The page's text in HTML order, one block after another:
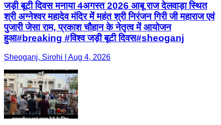
जड़ी बूटी दिवस मनाया 4अगस्त 2026 आबू राज देलवाड़ा स्थित
श्री अग्नेश्वर महादेव मंदिर में महंत श्री निरंजन गिरी जी महाराज एवं
पुजारी जेसा राम, प्रकाश चौहान के नेतृत्व में आयोजन
हुआ#breaking #विश्व जड़ी बूटी दिवस#sheoganj
Sheoganj, Sirohi | Aug 4, 2026